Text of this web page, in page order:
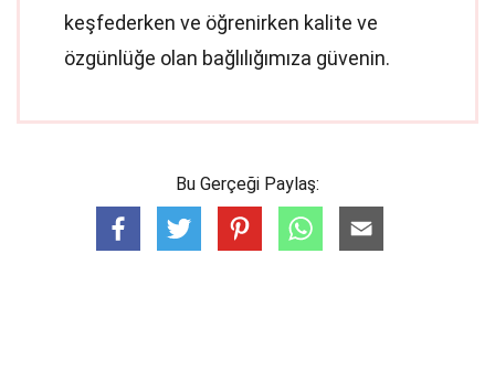
keşfederken ve öğrenirken kalite ve
özgünlüğe olan bağlılığımıza güvenin.
Bu Gerçeği Paylaş: